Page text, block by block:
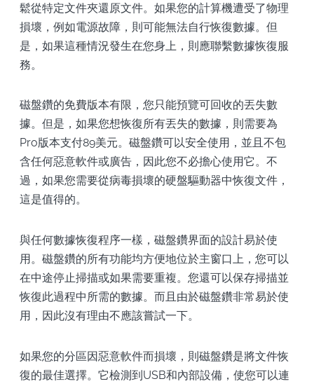
鬆從特定文件夾還原文件。如果您的計算機遭受了物理
損壞，例如電源故障，則可能無法自行恢復數據。但
是，如果這種情況發生在您身上，則應聯繫數據恢復服
務。
磁盤鑽的免費版本有限，您只能預覽可回收的丟失數
據。但是，如果您想恢復所有丟失的數據，則需要為
Pro版本支付89美元。磁盤鑽可以安全使用，並且不包
含任何惡意軟件或廣告，因此您不必擔心使用它。不
過，如果您需要從病毒損壞的硬盤驅動器中恢復文件，
這是值得的。
與任何數據恢復程序一樣，磁盤鑽界面的設計易於使
用。磁盤鑽的所有功能均方便地位於主窗口上，您可以
在中途停止掃描或如果需要重複。您還可以保存掃描並
恢復此過程中所需的數據。而且由於磁盤鑽非常易於使
用，因此沒有理由不應該嘗試一下。
如果您的分區因惡意軟件而損壞，則磁盤鑽是將文件恢
復的最佳選擇。它檢測到USB和內部設備，使您可以連